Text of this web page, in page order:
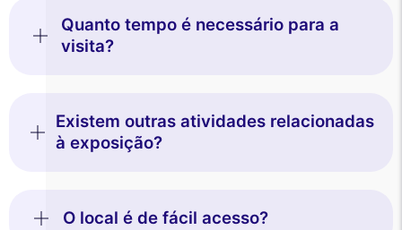
Quanto tempo é necessário para a
visita?
Existem outras atividades relacionadas
à exposição?
O local é de fácil acesso?